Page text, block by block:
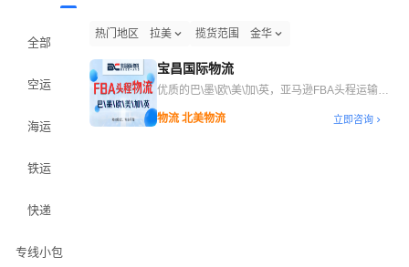
全部
空运
海运
铁运
快递
专线小包
热门地区 拉美 揽货范围 金华
宝昌国际物流
优质的巴\墨\欧\美\加\英，亚马逊FBA头程运输服
物流 北美物流
立即咨询